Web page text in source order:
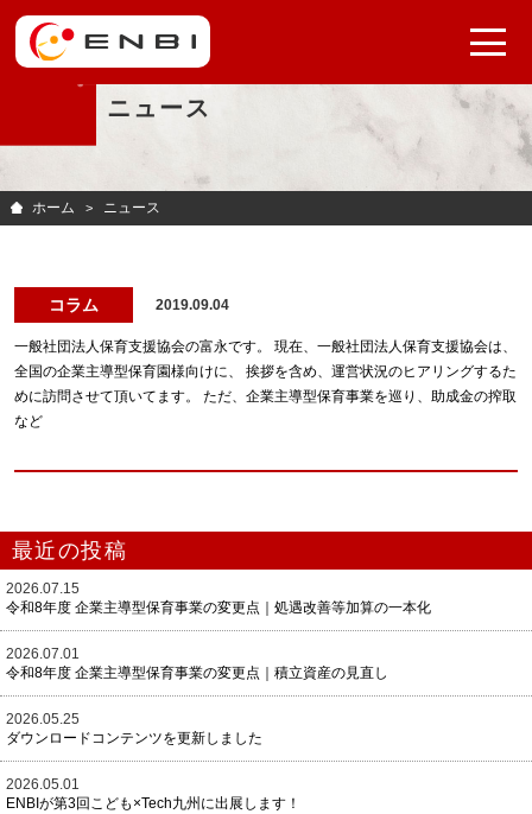
ニュース
ホーム ニュース
コラム 2019.09.04
一般社団法人保育支援協会の富永です。 現在、一般社団法人保育支援協会は、
全国の企業主導型保育園様向けに、 挨拶を含め、運営状況のヒアリングするた
めに訪問させて頂いてます。 ただ、企業主導型保育事業を巡り、助成金の搾取
など
最近の投稿
令和8年度 企業主導型保育事業の変更点｜処遇改善等加算の一本化
2026.07.15
令和8年度 企業主導型保育事業の変更点｜積立資産の見直し
2026.07.01
ダウンロードコンテンツを更新しました
2026.05.25
ENBIが第3回こども×Tech九州に出展します！
2026.05.01